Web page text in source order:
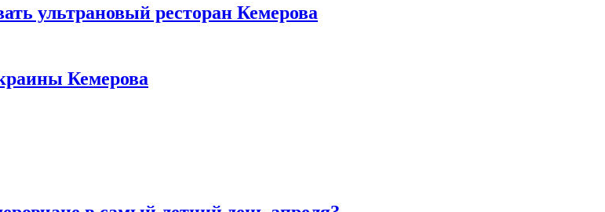
ультрановый ресторан Кемерова
Кемерова